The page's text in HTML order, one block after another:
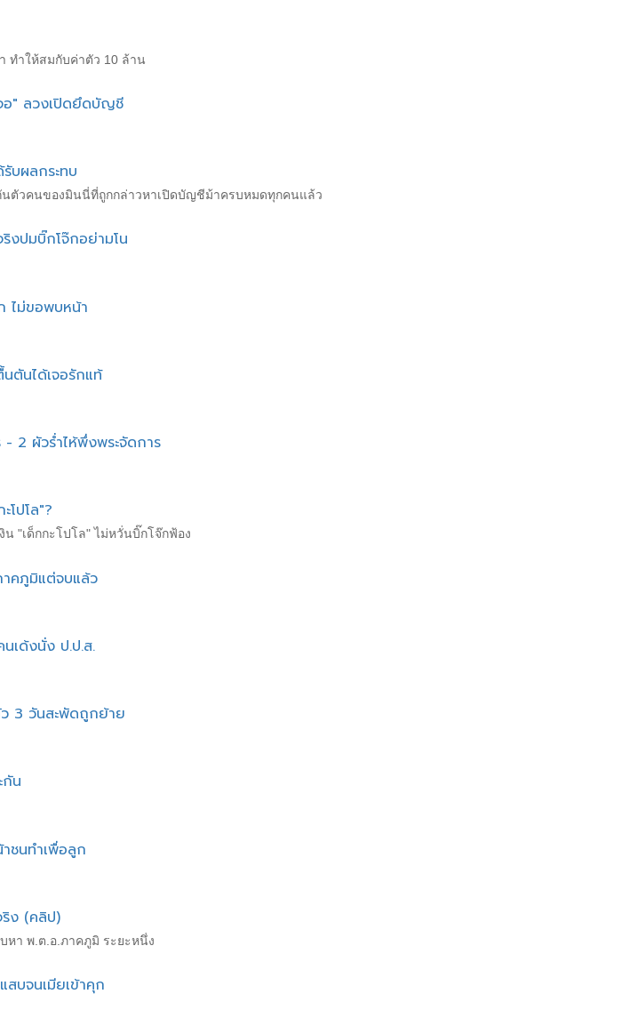
ทำให้สมกับค่าตัว 10 ล้าน
อ" ลวงเปิดยึดบัญชี
บผลกระทบ
นตัวคนของมินนี่ที่ถูกกล่าวหาเปิดบัญชีม้าครบหมดทุกคนแล้ว
งปมบิ๊กโจ๊กอย่ามโน
ไม่ขอพบหน้า
ตันได้เจอรักแท้
2 ผัวร่ำไห้พึ่งพระจัดการ
โปโล"?
"เด็กกะโปโล" ไม่หวั่นบิ๊กโจ๊กฟ้อง
คภูมิแต่จบแล้ว
เด้งนั่ง ป.ป.ส.
3 วันสะพัดถูกย้าย
กัน
ชนทำเพื่อลูก
ง (คลิป)
หา พ.ต.อ.ภาคภูมิ ระยะหนึ่ง
บจนเมียเข้าคุก